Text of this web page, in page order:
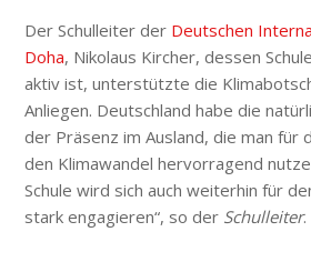
Der Schulleiter der Deutschen
Doha, Nikolaus Kircher, dessen
aktiv ist, unterstützte die
Anliegen. Deutschland habe die
der Präsenz im Ausland, die man für
den Klimawandel hervorragend
Schule wird sich auch weiterhin für
stark engagieren“, so der Schulleiter.